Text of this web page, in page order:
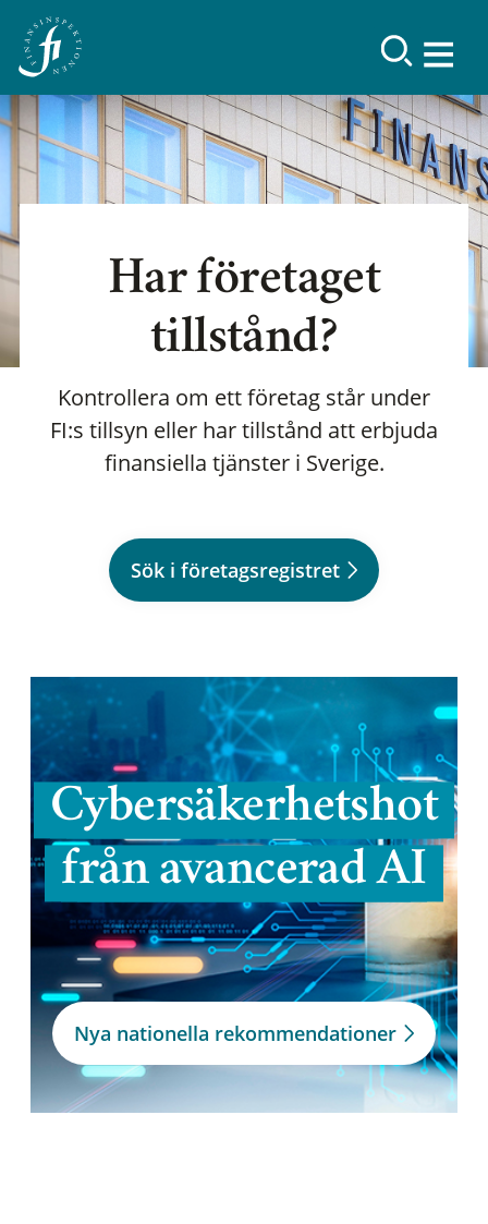
Har företaget
tillstånd?
Kontrollera om ett företag står under
FI:s tillsyn eller har tillstånd att erbjuda
finansiella tjänster i Sverige.
Sök i företagsregistret
Cybersäkerhetshot
från avancerad AI
Nya nationella rekommendationer